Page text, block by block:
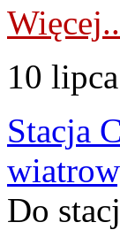
10
Stacja
Do